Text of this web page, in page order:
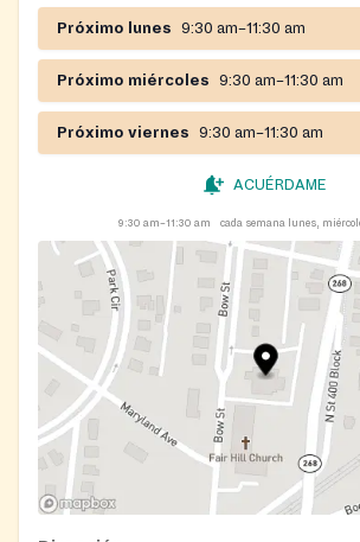
Próximo lunes 9:30 am–11:30 am
Próximo miércoles 9:30 am–11:30 am
Próximo viernes 9:30 am–11:30 am
ACUÉRDAME
9:30 am–11:30 am cada semana lunes,